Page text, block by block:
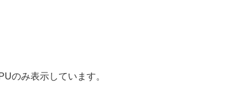
のみ表示しています。